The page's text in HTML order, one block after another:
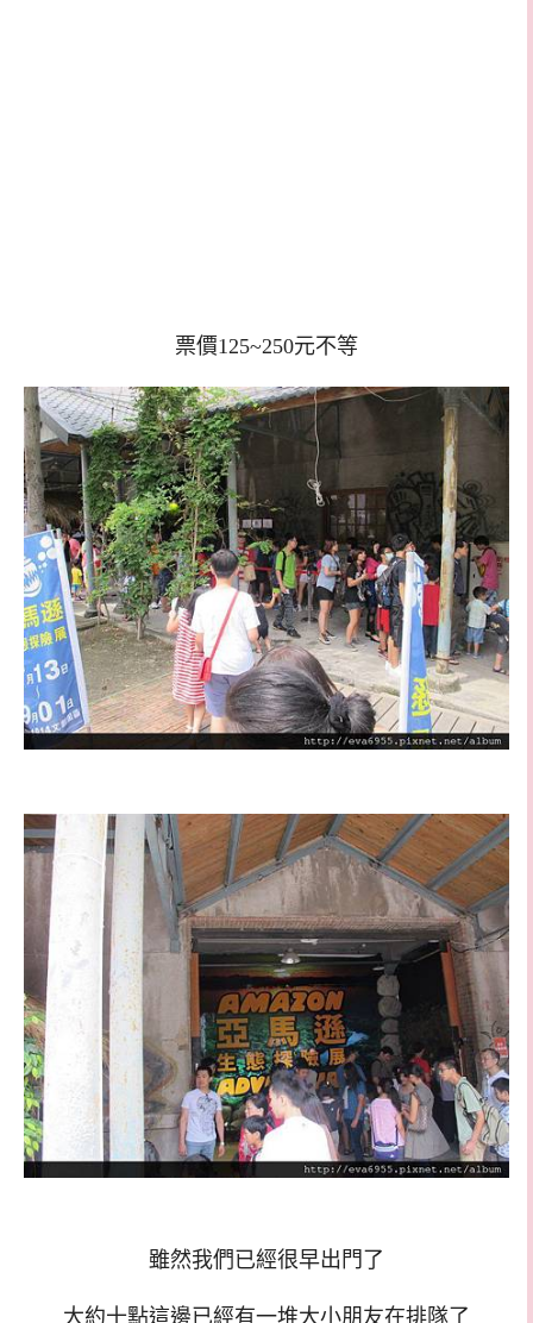
票價125~250元不等
雖然我們已經很早出門了
大約十點這邊已經有一堆大小朋友在排隊了